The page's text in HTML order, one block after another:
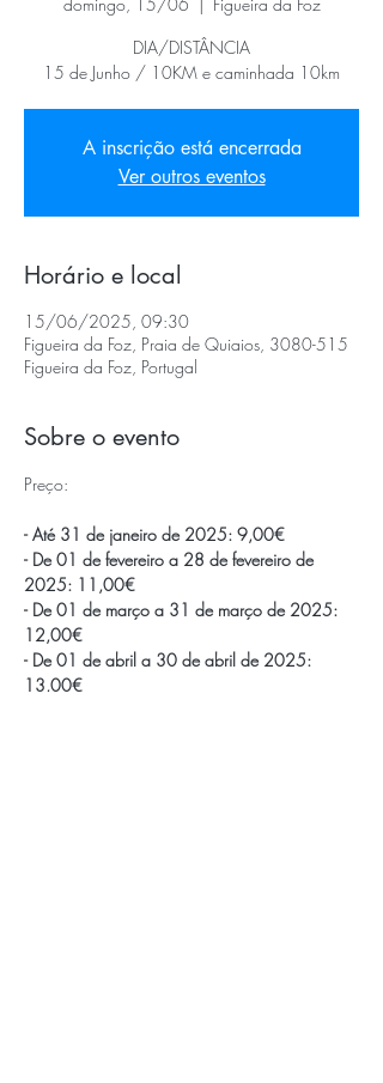
DIA/DISTÂNCIA
15 de Junho / 10KM e caminhada 10km
A inscrição está encerrada
Ver outros eventos
Horário e local
15/06/2025, 09:30
Figueira da Foz, Praia de Quiaios, 3080-515
Figueira da Foz, Portugal
Sobre o evento
Preço:
- Até 31 de janeiro de 2025: 9,00€
- De 01 de fevereiro a 28 de fevereiro de
2025: 11,00€
- De 01 de março a 31 de março de 2025:
12,00€
- De 01 de abril a 30 de abril de 2025:
13,00€